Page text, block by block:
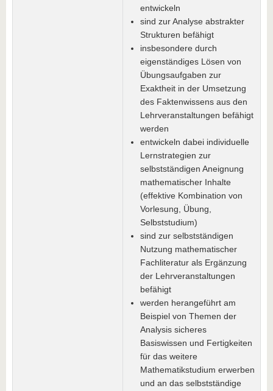
entwickeln
sind zur Analyse abstrakter
Strukturen befähigt
insbesondere durch
eigenständiges Lösen von
Übungsaufgaben zur
Exaktheit in der Umsetzung
des Faktenwissens aus den
Lehrveranstaltungen befähigt
werden
entwickeln dabei individuelle
Lernstrategien zur
selbstständigen Aneignung
mathematischer Inhalte
(effektive Kombination von
Vorlesung, Übung,
Selbststudium)
sind zur selbstständigen
Nutzung mathematischer
Fachliteratur als Ergänzung
der Lehrveranstaltungen
befähigt
werden herangeführt am
Beispiel von Themen der
Analysis sicheres
Basiswissen und Fertigkeiten
für das weitere
Mathematikstudium erwerben
und an das selbstständige